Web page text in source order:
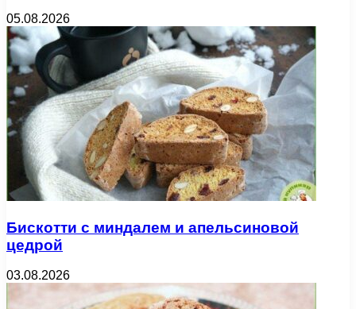
05.08.2026
Бискотти с миндалем и апельсиновой
цедрой
03.08.2026